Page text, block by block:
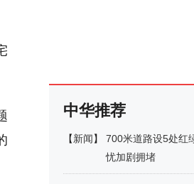
中华推荐
【新闻】
700米道路设5处红
忧加剧拥堵